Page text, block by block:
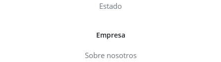
Estado
Empresa
Sobre nosotros